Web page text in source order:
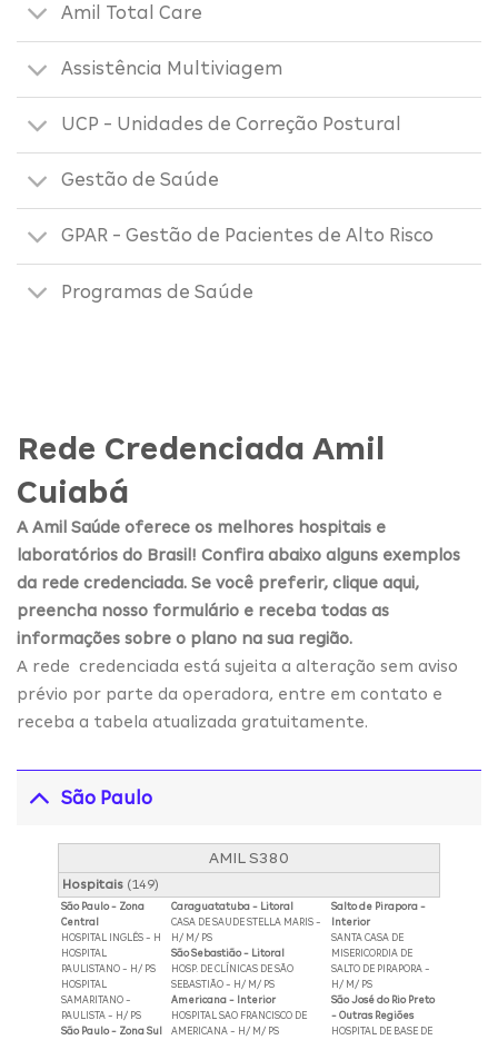
Amil Total Care
Assistência Multiviagem
UCP - Unidades de Correção Postural
Gestão de Saúde
GPAR - Gestão de Pacientes de Alto Risco
Programas de Saúde
Rede Credenciada Amil
Cuiabá
A Amil Saúde oferece os melhores hospitais e
laboratórios do Brasil! Confira abaixo alguns exemplos
da rede credenciada. Se você preferir, clique aqui,
preencha nosso formulário e receba todas as
informações sobre o plano na sua região.
A rede credenciada está sujeita a alteração sem aviso
prévio por parte da operadora, entre em contato e
receba a tabela atualizada gratuitamente.
São Paulo
AMIL S380
Hospitais(149)
São Paulo - Zona
Central
HOSPITAL INGLÊS - H
HOSPITAL
PAULISTANO - H/ PS
HOSPITAL
SAMARITANO -
PAULISTA - H/ PS
São Paulo - Zona Sul
Caraguatatuba - Litoral
CASA DE SAUDE STELLA MARIS -
H/ M/ PS
São Sebastião - Litoral
HOSP. DE CLÍNICAS DE SÃO
SEBASTIÃO - H/ M/ PS
Americana - Interior
HOSPITAL SAO FRANCISCO DE
AMERICANA - H/ M/ PS
Salto de Pirapora -
Interior
SANTA CASA DE
MISERICORDIA DE
SALTO DE PIRAPORA -
H/ M/ PS
São José do Rio Preto
- Outras Regiões
HOSPITAL DE BASE DE